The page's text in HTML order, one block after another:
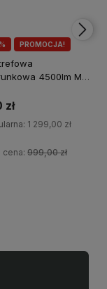
PROMOCJA!
4500lm M18
1 299,00 zł
cena: 999,00 zł